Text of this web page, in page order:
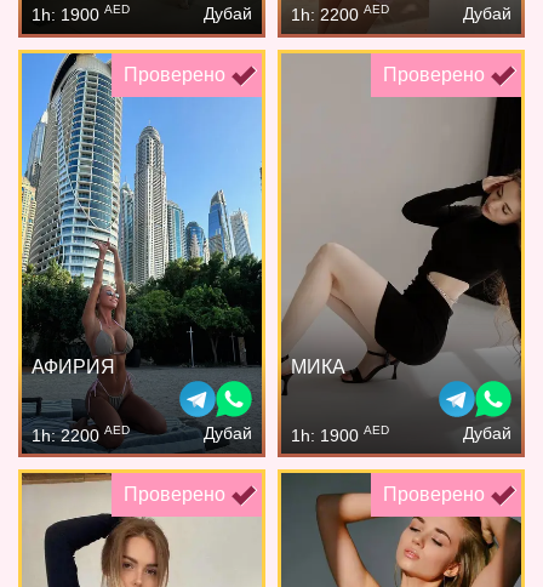
1h: 1900 AED Дубай 1h: 2200 AED Дубай
Проверено
АФИРИЯ
1h: 2200 AED Дубай
Проверено
МИКА
1h: 1900 AED Дубай
Проверено Проверено